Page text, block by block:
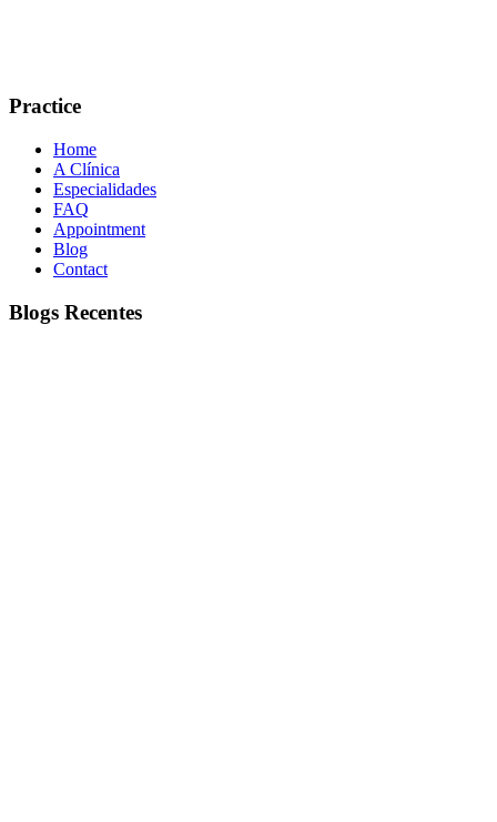
Practice
Home
A Clínica
Especialidades
FAQ
Appointment
Blog
Contact
Blogs Recentes